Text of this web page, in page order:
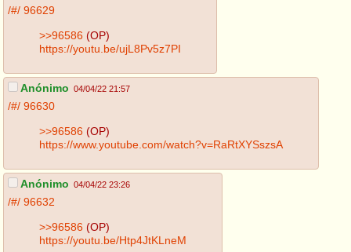
/#/ 96629
>>96586 (OP)
https://youtu.be/ujL8Pv5z7PI
Anónimo 04/04/22 21:57
/#/ 96630
>>96586 (OP)
https://www.youtube.com/watch?v=RaRtXYSszsA
Anónimo 04/04/22 23:26
/#/ 96632
>>96586 (OP)
https://youtu.be/Htp4JtKLneM